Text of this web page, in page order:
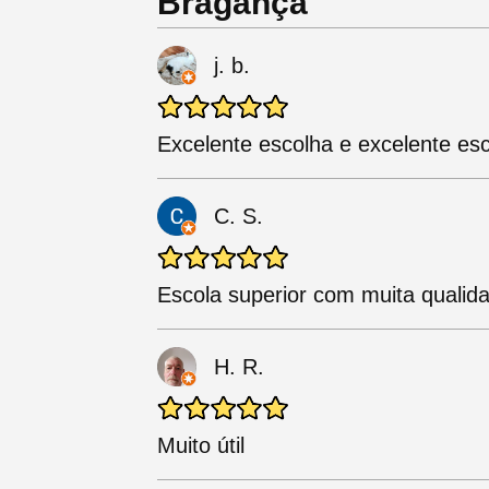
j. b.
Excelente escolha e excelente
C. S.
Escola superior com muita
H. R.
Muito útil